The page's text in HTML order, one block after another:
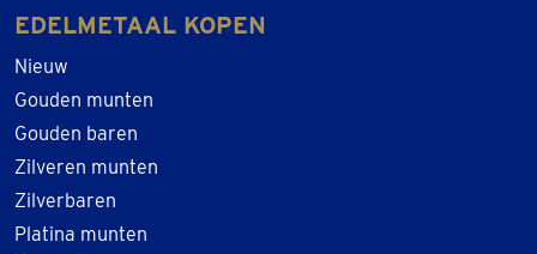
EDELMETAAL KOPEN
Nieuw
Gouden munten
Gouden baren
Zilveren munten
Zilverbaren
Platina munten